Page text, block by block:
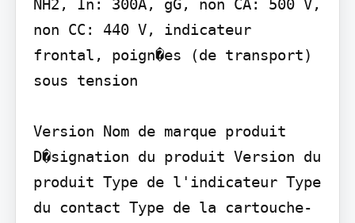
NH2, In: 300A, gG, non CA: 500 V,
non CC: 440 V, indicateur
frontal, poign�es (de transport)
sous tension
Version Nom de marque produit
D�signation du produit Version du
produit Type de l'indicateur Type
du contact Type de la cartouche-